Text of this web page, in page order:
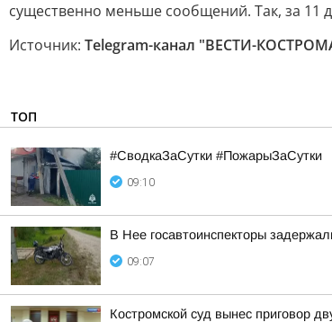
существенно меньше сообщений. Так, за 11
Источник: Telegram-канал "ВЕСТИ-
ТОП
#СводкаЗаСутки #ПожарыЗаСутки
09:10
В Нее госавтоинспекторы
09:07
Костромской суд вынес приговор